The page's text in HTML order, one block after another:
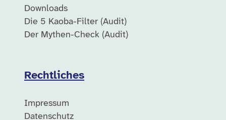
Downloads
Die 5 Kaoba-Filter (Audit)
Der Mythen-Check (Audit)
Rechtliches
Impressum
Datenschutz